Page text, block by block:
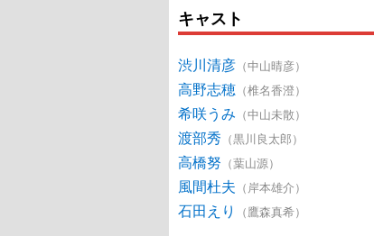
キャスト
渋川清彦 （中山晴彦）
高野志穂 （椎名香澄）
希咲うみ （中山未散）
渡部秀 （黒川良太郎）
高橋努 （葉山源）
風間杜夫 （岸本雄介）
石田えり （鷹森真希）